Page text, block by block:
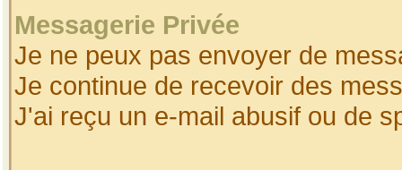
Messagerie Privée
Je ne peux pas envoyer de
Je continue de recevoir des
J'ai reçu un e-mail abusif ou de